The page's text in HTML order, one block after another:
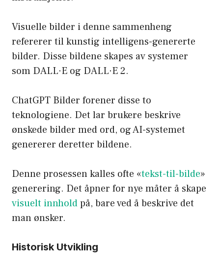
Visuelle bilder i denne sammenheng
refererer til kunstig intelligens-genererte
bilder. Disse bildene skapes av systemer
som DALL·E og DALL·E 2.
ChatGPT Bilder forener disse to
teknologiene. Det lar brukere beskrive
ønskede bilder med ord, og AI-systemet
genererer deretter bildene.
Denne prosessen kalles ofte «tekst-til-bilde»
generering. Det åpner for nye måter å skape
visuelt innholdpå, bare ved å beskrive det
man ønsker.
Historisk Utvikling